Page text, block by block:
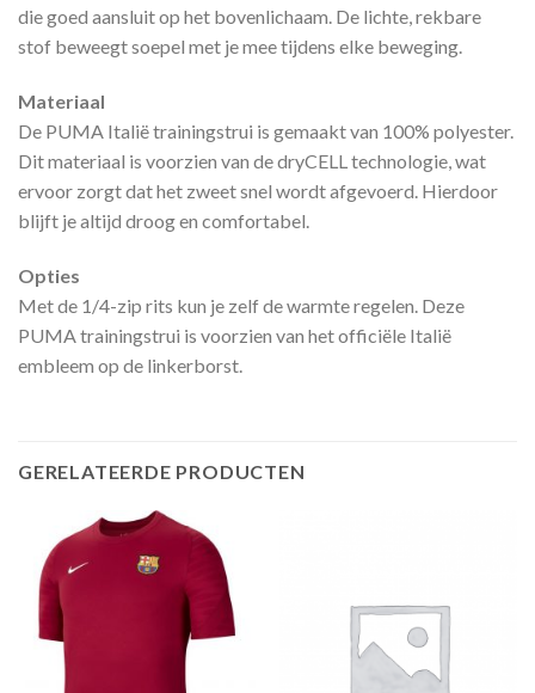
die goed aansluit op het bovenlichaam. De lichte, rekbare
stof beweegt soepel met je mee tijdens elke beweging.
Materiaal
De PUMA Italië trainingstrui is gemaakt van 100% polyester.
Dit materiaal is voorzien van de dryCELL technologie, wat
ervoor zorgt dat het zweet snel wordt afgevoerd. Hierdoor
blijft je altijd droog en comfortabel.
Opties
Met de 1/4-zip rits kun je zelf de warmte regelen. Deze
PUMA trainingstrui is voorzien van het officiële Italië
embleem op de linkerborst.
GERELATEERDE PRODUCTEN